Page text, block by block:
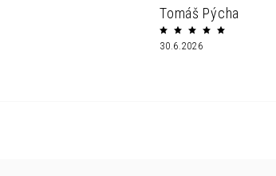
Tomáš Pýcha
30.6.2026